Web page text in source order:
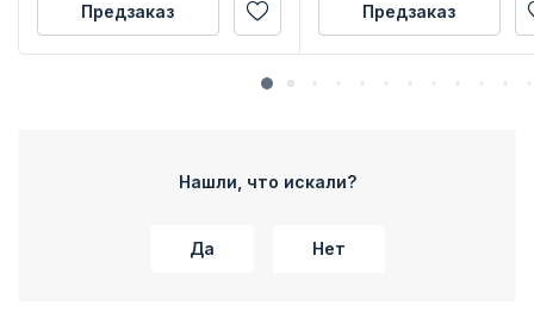
Предзаказ Предзаказ
Нашли, что искали?
Да Нет